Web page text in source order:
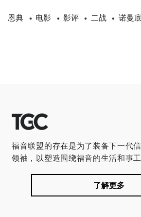
恩典 • 电影 • 影评 • 二战 • 诺曼
福音联盟的存在是为了装备下一代
领袖，以塑造围绕福音的生活和事工
了解更多